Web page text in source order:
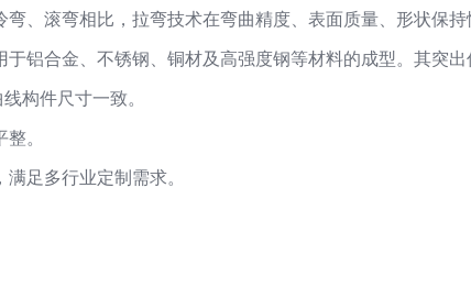
、滚弯相比，拉弯技术在弯曲精度、表面质量、形状保持
铝合金、不锈钢、铜材及高强度钢等材料的成型。其突出
构件尺寸一致。
。
足多行业定制需求。